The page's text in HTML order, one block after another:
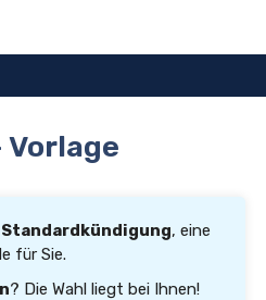
Standardkündigung, eine
für Sie.
? Die Wahl liegt bei Ihnen!